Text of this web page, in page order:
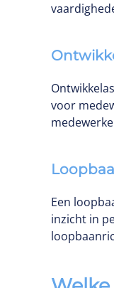
voor
Een
inzicht in